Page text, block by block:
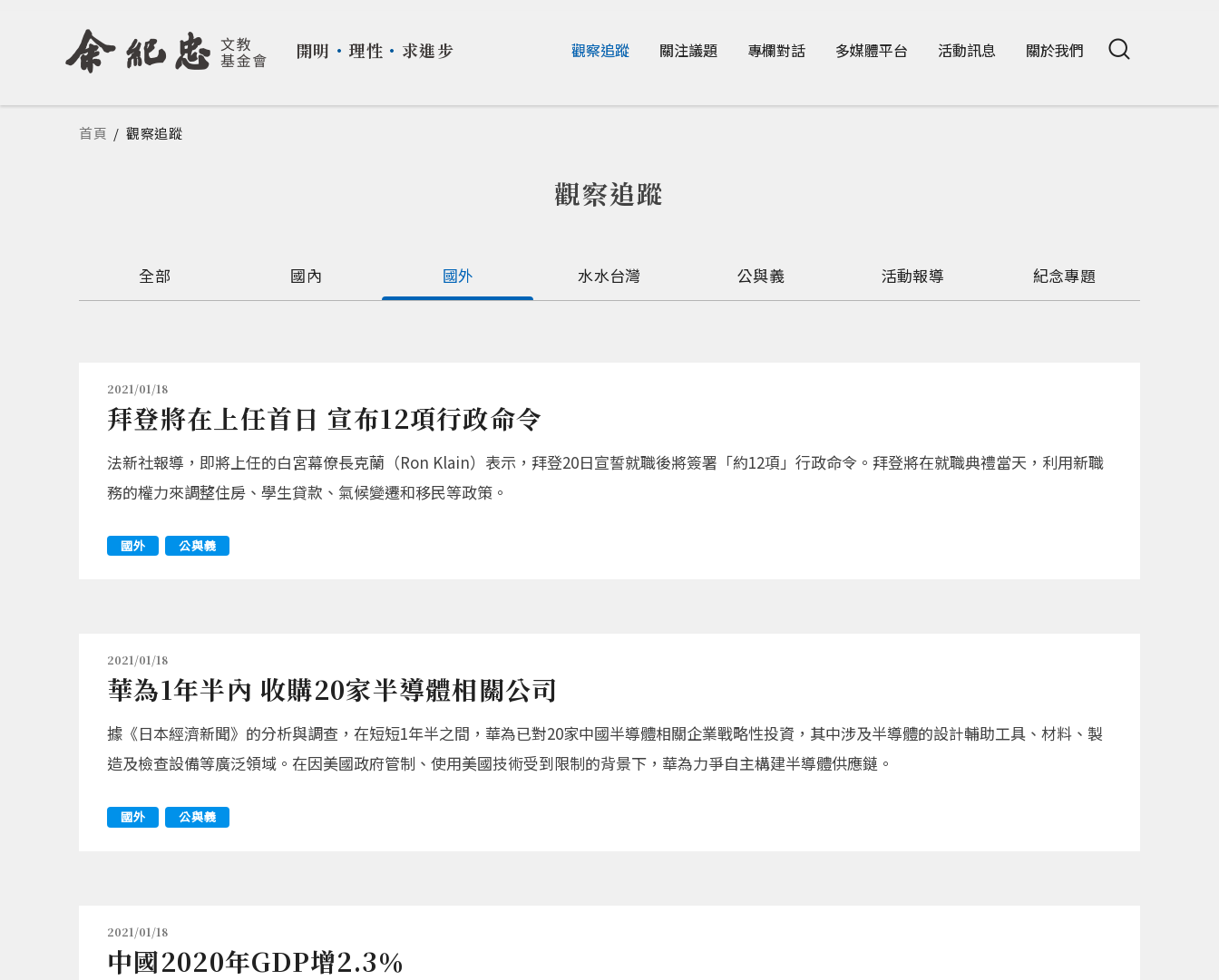
開明 ・ 理性 ・ 求進步 觀察追蹤 關注議題 專欄對話 多媒體平台 活動訊息 關於我們
您在這裡
首頁 / 觀察追蹤
觀察追蹤
全部 國內 國外 水水台灣 公與義 活動報導 紀念專題
2021/01/18
拜登將在上任首日 宣布12項行政命令
法新社報導，即將上任的白宮幕僚長克蘭（Ron Klain）表示，拜登20日宣誓就職後將簽署「約12項」行政命令。拜登將在就職典禮當天，利用新職
務的權力來調整住房、學生貸款、氣候變遷和移民等政策。
國外 公與義
2021/01/18
華為1年半內 收購20家半導體相關公司
據《日本經濟新聞》的分析與調查，在短短1年半之間，華為已對20家中國半導體相關企業戰略性投資，其中涉及半導體的設計輔助工具、材料、製
造及檢查設備等廣泛領域。在因美國政府管制、使用美國技術受到限制的背景下，華為力爭自主構建半導體供應鏈。
國外 公與義
2021/01/18
中國2020年GDP增2.3％